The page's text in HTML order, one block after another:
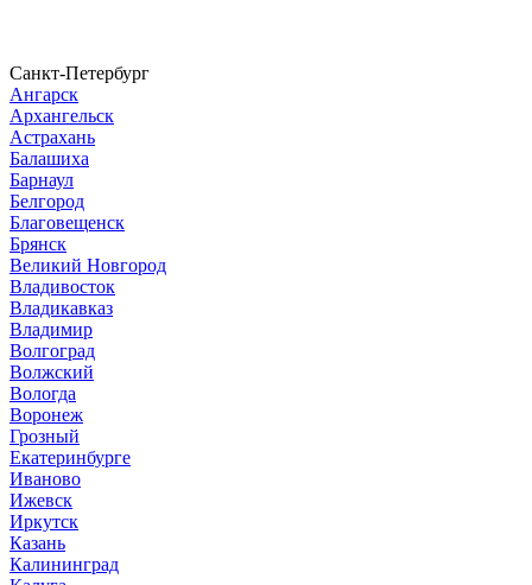
Санкт-Петербург
Ангарск
Архангельск
Астрахань
Балашиха
Барнаул
Белгород
Благовещенск
Брянск
Великий Новгород
Владивосток
Владикавказ
Владимир
Волгоград
Волжский
Вологда
Воронеж
Грозный
Екатеринбурге
Иваново
Ижевск
Иркутск
Казань
Калининград